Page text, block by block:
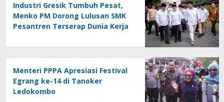
Industri Gresik Tumbuh Pesat,
Menko PM Dorong Lulusan SMK
Pesantren Terserap Dunia Kerja
Menteri PPPA Apresiasi Festival
Egrang ke-14 di Tanoker
Ledokombo